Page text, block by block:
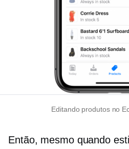
Editando produtos no
Então, mesmo quando